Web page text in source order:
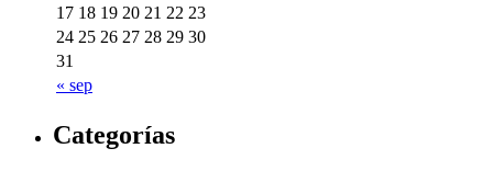
« sep
17 18 19 20 21 22 23
24 25 26 27 28 29 30
31
Categorías